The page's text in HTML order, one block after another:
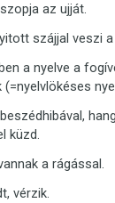
az ujját.
szájjal veszi a
a nyelve a
küzd.
a rágással.
vérzik.